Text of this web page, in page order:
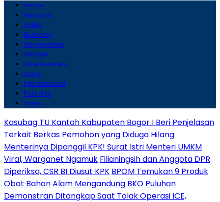
Home
Nasional
Politik
Ekonomi
Megapolitan
Lifestyle
Entertainment
Sport
Internasional
Pers Rilis
Video
Kasubag TU Kantah Kabupaten Bogor I Beri Penjelasan
Terkait Berkas Pemohon yang Diduga Hilang
Menterinya Dipanggil KPK! Surat Istri Menteri UMKM
Viral, Warganet Ngamuk Filianingsih dan Anggota DPR
Diperiksa, CSR BI Diusut KPK BPOM Temukan 9 Produk
Obat Bahan Alam Mengandung BKO Puluhan
Demonstran Ditangkap Saat Tolak Operasi ICE,